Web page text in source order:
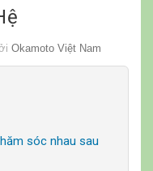
Okamoto Việt Nam
sóc nhau sau